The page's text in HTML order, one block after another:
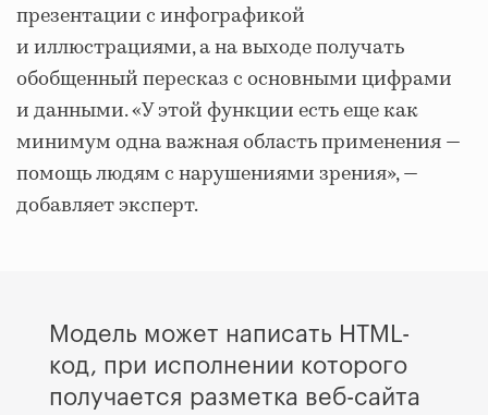
презентации с инфографикой
и иллюстрациями, а на выходе получать
обобщенный пересказ с основными цифрами
и данными. «У этой функции есть еще как
минимум одна важная область применения —
помощь людям с нарушениями зрения», —
добавляет эксперт.
Модель может написать HTML-
код, при исполнении которого
получается разметка веб-сайта